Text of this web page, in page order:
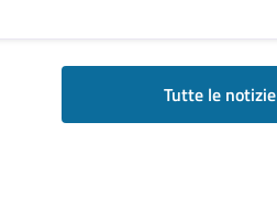
Tutte le notizie